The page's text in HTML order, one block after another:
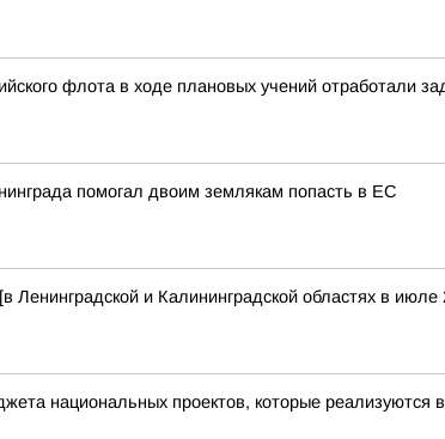
флота в ходе плановых учений отработали
помогал двоим землякам попасть в ЕС
и Калининградской областях в
национальных проектов, которые реализуются